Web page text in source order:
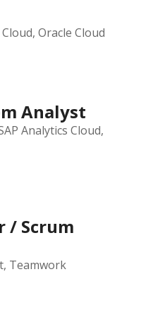
Oracle Cloud
Analyst
Analytics Cloud,
/ Scrum
Teamwork